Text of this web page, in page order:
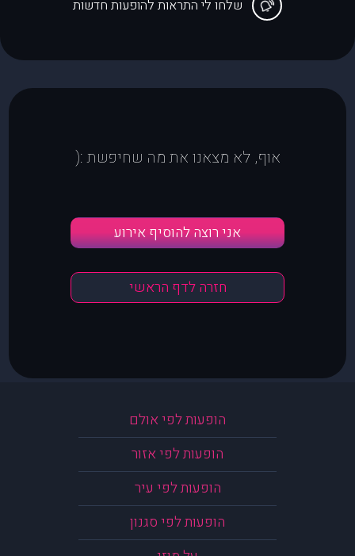
שלחו לי התראות להופעות חדשות
אוף, לא מצאנו את מה שחיפשת :(
אני רוצה להוסיף אירוע
חזרה לדף הראשי
הופעות לפי אולם
הופעות לפי אזור
הופעות לפי עיר
הופעות לפי סגנון